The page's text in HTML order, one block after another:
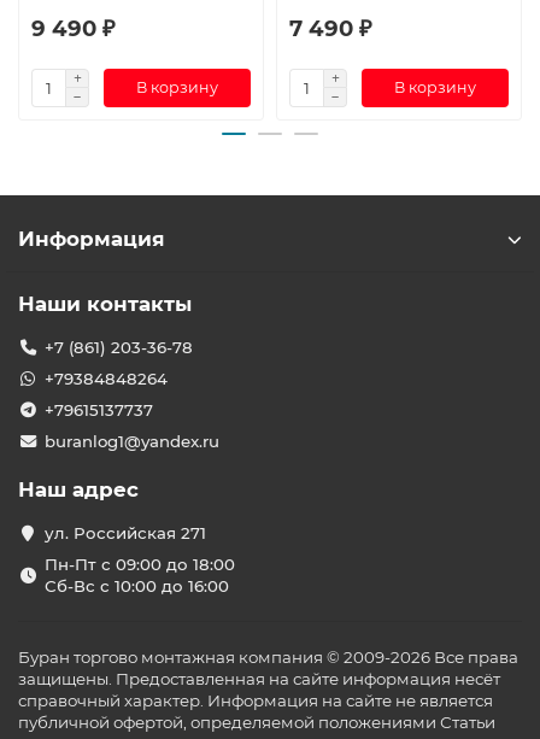
9 490 ₽
В корзину
7 490 ₽
В корзину
Информация
Наши контакты
+7 (861) 203-36-78
+79384848264
+79615137737
buranlog1@yandex.ru
Наш адрес
ул. Российская 271
Пн-Пт с 09:00 до 18:00
Сб-Вс с 10:00 до 16:00
Буран торгово монтажная компания © 2009-2026 Все права
защищены. Предоставленная на сайте информация несёт
справочный характер. Информация на сайте не является
публичной офертой, определяемой положениями Статьи